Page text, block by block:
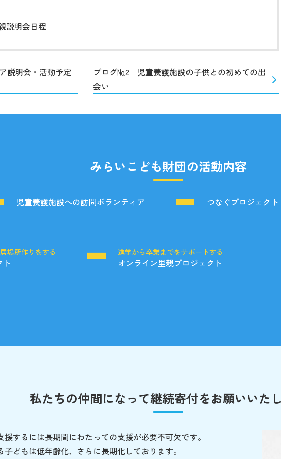
説明会日程
説明会・活動予定
ブログ№2 児童養護施設の子供との初めての出
会い
みらいこども財団の活動内容
児童養護施設への訪問ボランティア つなぐプロジェクト
場所作りをする
ト
進学から卒業までをサポートする
オンライン里親プロジェクト
私たちの仲間になって継続寄付をお願いいた
するには長期間にわたっての支援が必要不可欠です。
どもは低年齢化、さらに長期化しております。